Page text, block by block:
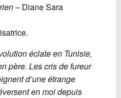
– Diane Sara
éclate en Tunisie,
père. Les cris de fureur
d’une étrange
en moi depuis